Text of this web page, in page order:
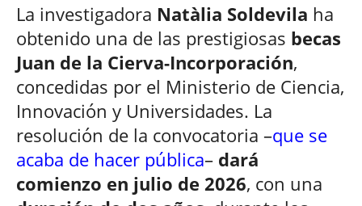
La investigadora Natàlia Soldevila ha
obtenido una de las prestigiosas becas
Juan de la Cierva-Incorporación,
concedidas por el Ministerio de Ciencia,
Innovación y Universidades. La
resolución de la convocatoria –que se
acaba de hacer pública– dará
comienzo en julio de 2026, con una